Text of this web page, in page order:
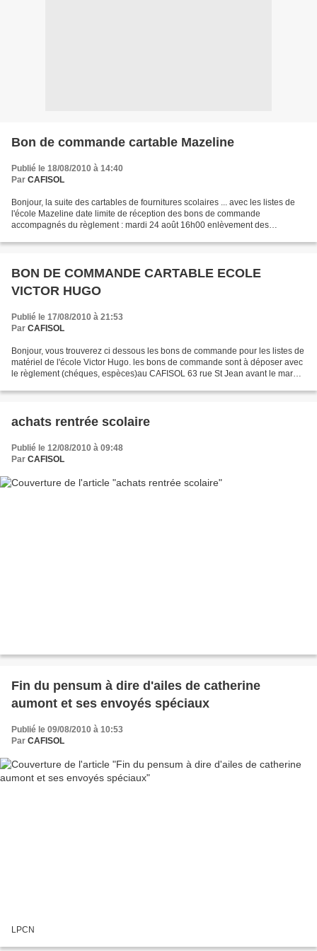
Bon de commande cartable Mazeline
Publié le 18/08/2010 à 14:40
Par CAFISOL
Bonjour, la suite des cartables de fournitures scolaires ... avec les listes de
l'école Mazeline date limite de réception des bons de commande
accompagnés du règlement : mardi 24 août 16h00 enlèvement des
MAZELINE_CLASSE_DE_CP_DE_Mme_HONORE...
BON DE COMMANDE CARTABLE ECOLE
VICTOR HUGO
Publié le 17/08/2010 à 21:53
Par CAFISOL
Bonjour, vous trouverez ci dessous les bons de commande pour les listes de
matériel de l'école Victor Hugo. les bons de commande sont à déposer avec
le règlement (chéques, espèces)au CAFISOL 63 rue St Jean avant le mardi
achats rentrée scolaire
Publié le 12/08/2010 à 09:48
Par CAFISOL
Fin du pensum à dire d'ailes de catherine
aumont et ses envoyés spéciaux
Publié le 09/08/2010 à 10:53
Par CAFISOL
LPCN